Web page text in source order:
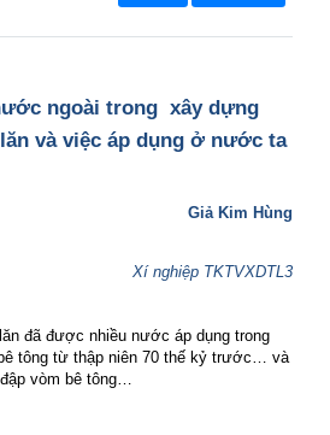
ngoài trong xây dựng
và việc áp dụng ở nước ta
Giả Kim Hùng
Xí nghiệp TKTVXDTL3
đã được nhiều nước áp dụng trong
tông từ thập niên 70 thế kỷ trước… và
vòm bê tông…